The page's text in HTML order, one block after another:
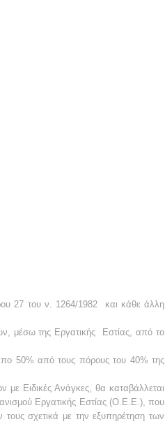
27 του ν. 1264/1982 και κάθε άλλη
μέσω της Εργατικής Εστίας, από το
50% από τους πόρους του 40% της
με Ειδικές Ανάγκες, θα καταβάλλεται
Εργατικής Εστίας (Ο.Ε.Ε.), που
σχετικά με την εξυπηρέτηση των